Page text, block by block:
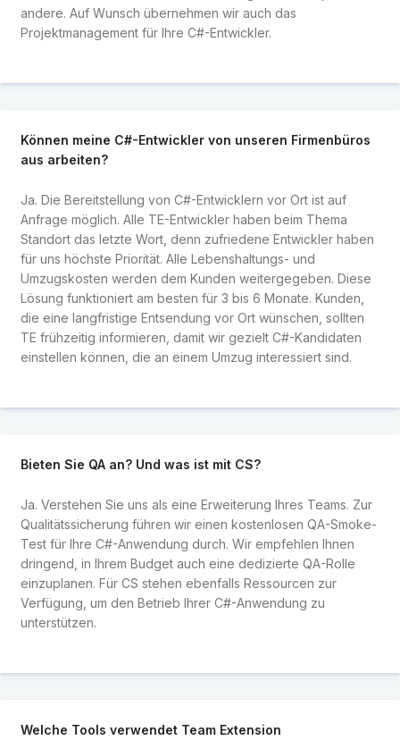
andere. Auf Wunsch übernehmen wir auch das
Projektmanagement für Ihre C#-Entwickler.
Können meine C#-Entwickler von unseren Firmenbüros
aus arbeiten?
Ja. Die Bereitstellung von C#-Entwicklern vor Ort ist auf
Anfrage möglich. Alle TE-Entwickler haben beim Thema
Standort das letzte Wort, denn zufriedene Entwickler haben
für uns höchste Priorität. Alle Lebenshaltungs- und
Umzugskosten werden dem Kunden weitergegeben. Diese
Lösung funktioniert am besten für 3 bis 6 Monate. Kunden,
die eine langfristige Entsendung vor Ort wünschen, sollten
TE frühzeitig informieren, damit wir gezielt C#-Kandidaten
einstellen können, die an einem Umzug interessiert sind.
Bieten Sie QA an? Und was ist mit CS?
Ja. Verstehen Sie uns als eine Erweiterung Ihres Teams. Zur
Qualitätssicherung führen wir einen kostenlosen QA-Smoke-
Test für Ihre C#-Anwendung durch. Wir empfehlen Ihnen
dringend, in Ihrem Budget auch eine dedizierte QA-Rolle
einzuplanen. Für CS stehen ebenfalls Ressourcen zur
Verfügung, um den Betrieb Ihrer C#-Anwendung zu
unterstützen.
Welche Tools verwendet Team Extension